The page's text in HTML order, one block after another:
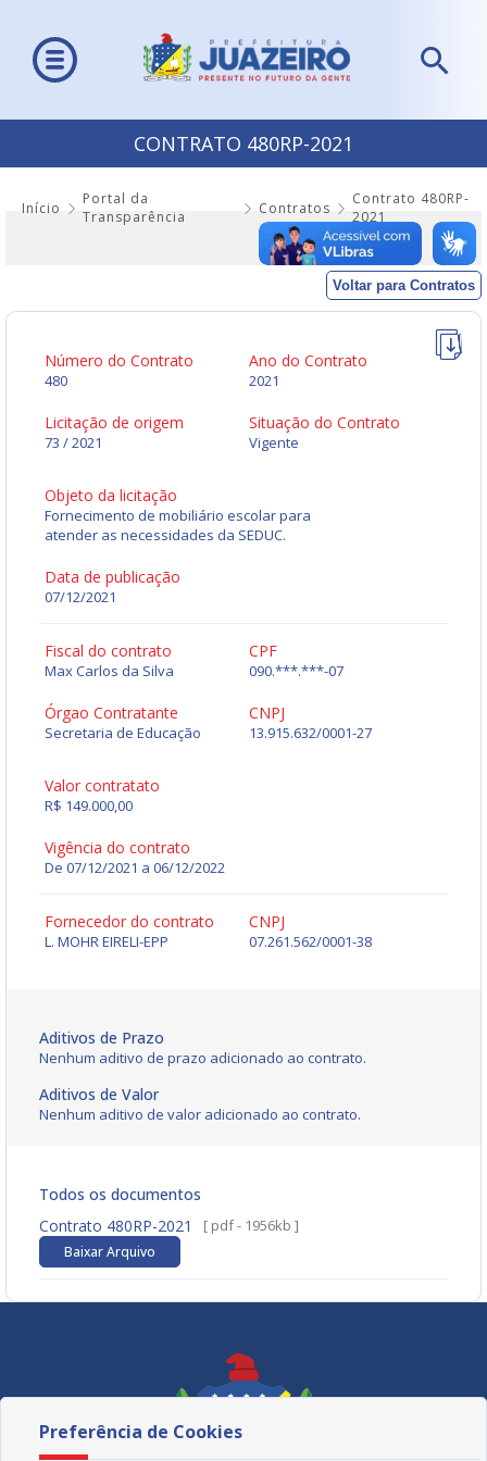
CONTRATO 480RP-2021
Início
Portal da
Transparência
Contratos
Contrato 480RP-
2021
Voltar para Contratos
Número do Contrato
480
Ano do Contrato
2021
Licitação de origem
73 / 2021
Situação do Contrato
Vigente
Objeto da licitação
Fornecimento de mobiliário escolar para
atender as necessidades da SEDUC.
Data de publicação
07/12/2021
Fiscal do contrato
Max Carlos da Silva
CPF
090.***.***-07
Órgao Contratante
Secretaria de Educação
CNPJ
13.915.632/0001-27
Valor contratato
R$ 149.000,00
Vigência do contrato
De 07/12/2021 a 06/12/2022
Fornecedor do contrato
L. MOHR EIRELI-EPP
CNPJ
07.261.562/0001-38
Aditivos de Prazo
Nenhum aditivo de prazo adicionado ao contrato.
Aditivos de Valor
Nenhum aditivo de valor adicionado ao contrato.
Todos os documentos
Contrato 480RP-2021
[ pdf - 1956kb ]
Baixar Arquivo
Preferência de Cookies